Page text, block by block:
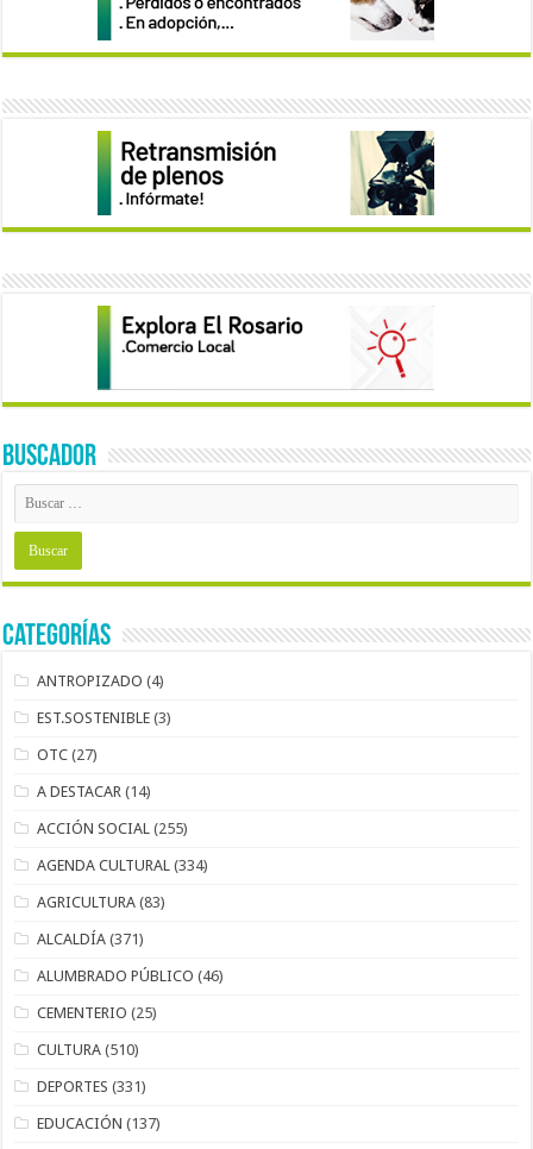
BUSCADOR
Categorías
ANTROPIZADO (4)
EST.SOSTENIBLE (3)
OTC (27)
A DESTACAR (14)
ACCIÓN SOCIAL (255)
AGENDA CULTURAL (334)
AGRICULTURA (83)
ALCALDÍA (371)
ALUMBRADO PÚBLICO (46)
CEMENTERIO (25)
CULTURA (510)
DEPORTES (331)
EDUCACIÓN (137)